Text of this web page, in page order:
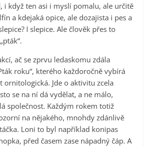
i když ten asi i myslí pomalu, ale určitě
a kdejaká opice, ale dozajista i pes a
I slepice. Ale člověk přes to
ač se zprvu ledaskomu zdála
roku“, kterého každoročně vybírá
ornitologická. Jde o aktivitu zcela
se na ní dá vydělat, a ne málo,
společnost. Každým rokem totiž
na nějakého, mnohdy zdánlivě
Loni to byl například konipas
před časem zase nápadný čáp. A